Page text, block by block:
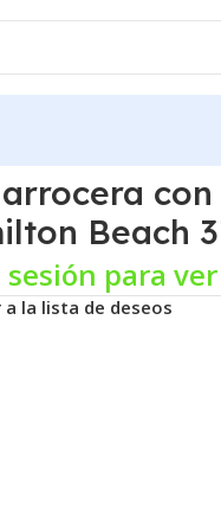
37516
Beach
para
a la lista de deseos